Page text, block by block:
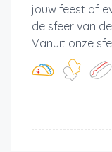
jouw feest of
de sfeer van
Vanuit onze